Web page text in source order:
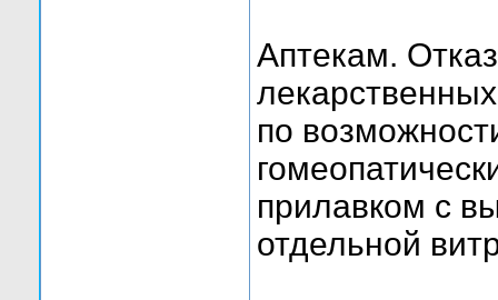
Аптекам.
по
прилавком с
отдельной